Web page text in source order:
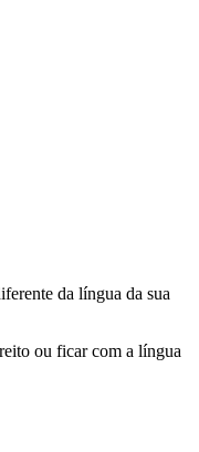
da língua da sua
ou ficar com a língua